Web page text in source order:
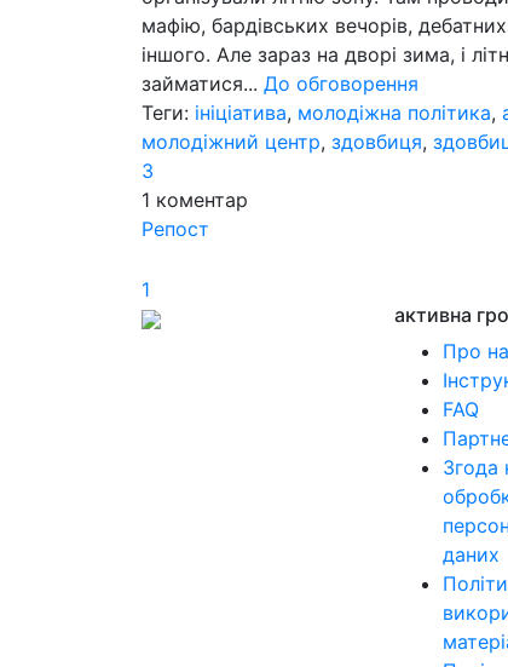
мафію, бардівських вечорів,
іншого. Але зараз на дворі зима, і
займатися... До обговорення
Теги: ініціатива, молодіжна політика,
молодіжний центр, здовбиця,
3
1 коментар
Репост
1
активна
Про
FAQ
Згода
даних